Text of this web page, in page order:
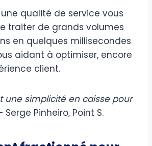
une qualité de service vous
traiter de grands volumes
en quelques millisecondes
aidant à optimiser, encore
client.
une simplicité en caisse pour
Serge Pinheiro, Point S.